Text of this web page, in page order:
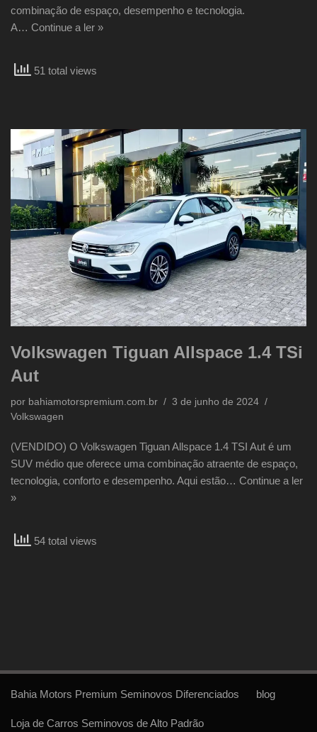
combinação de espaço, desempenho e tecnologia.
A… Continue a ler »
51 total views
Volkswagen Tiguan Allspace 1.4 TSi
Aut
por bahiamotorspremium.com.br
3 de junho de 2024
Volkswagen
(VENDIDO) O Volkswagen Tiguan Allspace 1.4 TSI Aut é um
SUV médio que oferece uma combinação atraente de espaço,
tecnologia, conforto e desempenho. Aqui estão… Continue a ler
»
54 total views
Bahia Motors Premium Seminovos Diferenciados blog
Loja de Carros Seminovos de Alto Padrão